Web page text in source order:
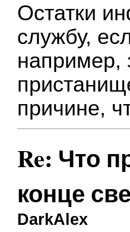
Остатки
службу,
например,
причине,
Re: Что
конце
DarkAlex